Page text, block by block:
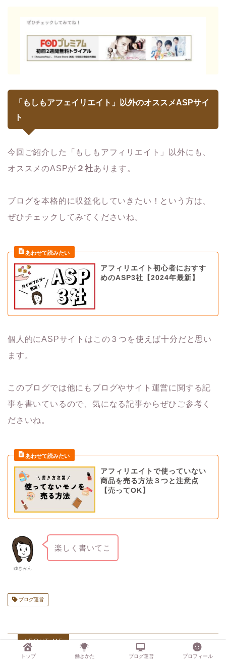
「もしもアフェイリエイト」以外のオススメASPサイ
ト
今回ご紹介した「もしもアフィリエイト」以外にも、
オススメのASPが ２社あります。
ブログを本格的に収益化していきたい！という方は、
ぜひチェックしてみてくださいね。
アフィリエイト初心者におすす
めのASP3社【2024年最新】
個人的にASPサイトはこの３つを使えば十分だと思い
ます。
このブログでは他にもブログやサイト運営に関する記
事を書いているので、気になる記事からぜひご参考く
ださいね。
アフィリエイトで使っていない
商品を売る方法３つと注意点
【売ってOK】
ゆきみん
楽しく書いてこ
ブログ運営
ABOUT ME
トップ 働きかた ブログ運営 プロフィール